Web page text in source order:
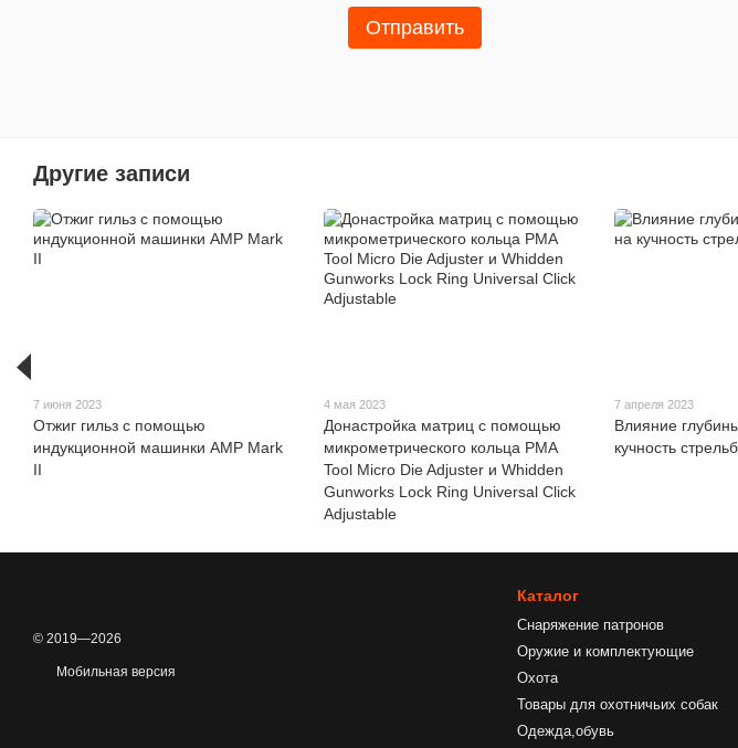
Отправить
Другие записи
7 июня 2023
Отжиг гильз с помощью
индукционной машинки AMP Mark
II
4 мая 2023
Донастройка матриц с помощью
микрометрического кольца РМА
Tool Micro Die Adjuster и Whidden
Gunworks Lock Ring Universal Click
Adjustable
7 апреля 2023
Влияние
кучность
© 2019—2026
Мобильная версия
Каталог
Снаряжение патронов
Оружие и комплектующие
Охота
Товары для охотничьих собак
Одежда,обувь